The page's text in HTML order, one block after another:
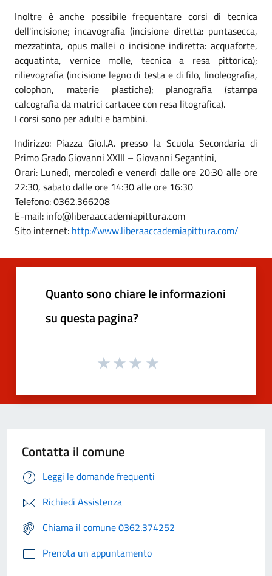
Inoltre è anche possibile frequentare corsi di tecnica
dell'incisione; incavografia (incisione diretta: puntasecca,
mezzatinta, opus mallei o incisione indiretta: acquaforte,
acquatinta, vernice molle, tecnica a resa pittorica);
rilievografia (incisione legno di testa e di filo, linoleografia,
colophon, materie plastiche); planografia (stampa
calcografia da matrici cartacee con resa litografica).
I corsi sono per adulti e bambini.
Indirizzo: Piazza Gio.I.A. presso la Scuola Secondaria di
Primo Grado Giovanni XXIII – Giovanni Segantini,
Orari: Lunedì, mercoledì e venerdì dalle ore 20:30 alle ore
22:30, sabato dalle ore 14:30 alle ore 16:30
Telefono: 0362.366208
E-mail: info@liberaaccademiapittura.com
Sito internet: http://www.liberaaccademiapittura.com/
Quanto sono chiare le informazioni
su questa pagina?
Contatta il comune
Leggi le domande frequenti
Richiedi Assistenza
Chiama il comune 0362.374252
Prenota un appuntamento